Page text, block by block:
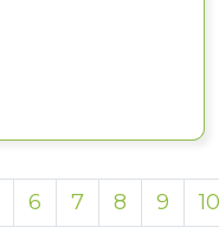
Página 4 de 40
6 7 8 9 10